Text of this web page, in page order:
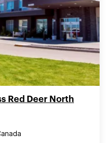
Red Deer North